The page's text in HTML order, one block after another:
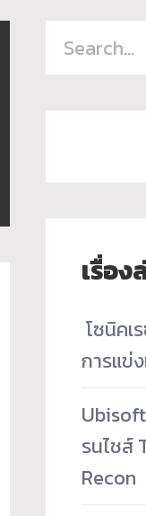
เรื่อง
โซนิค
การแข่
รนไชส์
Recon